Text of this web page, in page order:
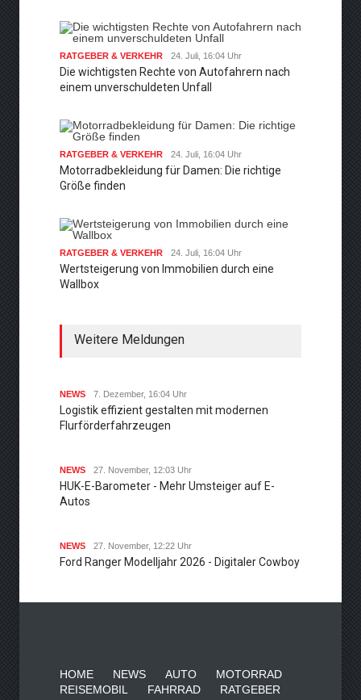
RATGEBER & VERKEHR 24. Juli, 16:04 Uhr
Die wichtigsten Rechte von Autofahrern nach
einem unverschuldeten Unfall
RATGEBER & VERKEHR 24. Juli, 16:04 Uhr
Motorradbekleidung für Damen: Die richtige
Größe finden
RATGEBER & VERKEHR 24. Juli, 16:04 Uhr
Wertsteigerung von Immobilien durch eine
Wallbox
Weitere Meldungen
NEWS 7. Dezember, 16:04 Uhr
Logistik effizient gestalten mit modernen
Flurförderfahrzeugen
NEWS 27. November, 12:03 Uhr
HUK-E-Barometer - Mehr Umsteiger auf E-
Autos
NEWS 27. November, 12:22 Uhr
Ford Ranger Modelljahr 2026 - Digitaler Cowboy
HOME NEWS AUTO
MOTORRAD
REISEMOBIL
FAHRRAD
RATGEBER